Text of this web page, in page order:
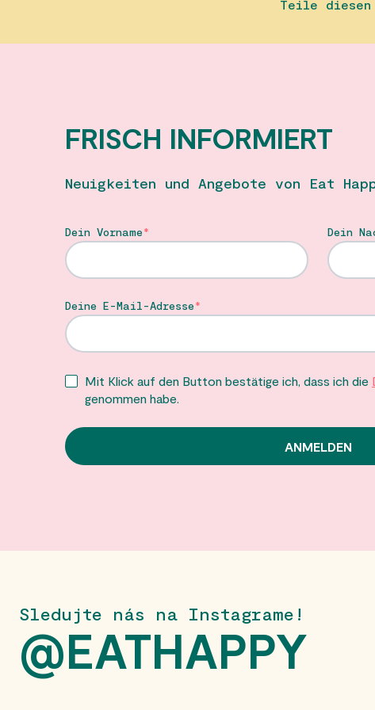
Teile diesen
FRISCH INFORMIERT
Neuigkeiten und Angebote von Eat
Dein Vorname Dein
Deine E-Mail-Adresse
Mit Klick auf den Button bestätige ich, dass ich die
genommen habe.
Sledujte nás na Instagrame!
@EATHAPPY